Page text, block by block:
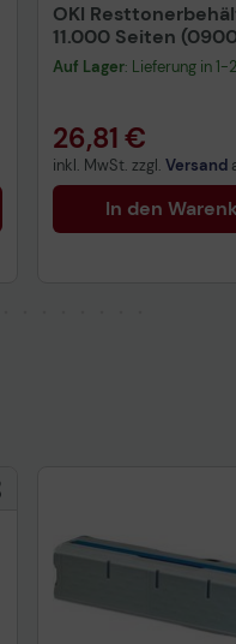
OKI
11.000 Seiten
Auf Lager: Lieferung in
26,81 €
inkl. MwSt. zzgl. Versand
In den